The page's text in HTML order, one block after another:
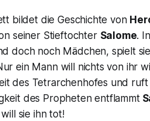
bildet die Geschichte von
seiner Stieftochter Salome.
doch noch Mädchen, spielt
ein Mann will nichts von ihr
des Tetrarchenhofes und ruft
des Propheten entflammt
sie ihn tot!